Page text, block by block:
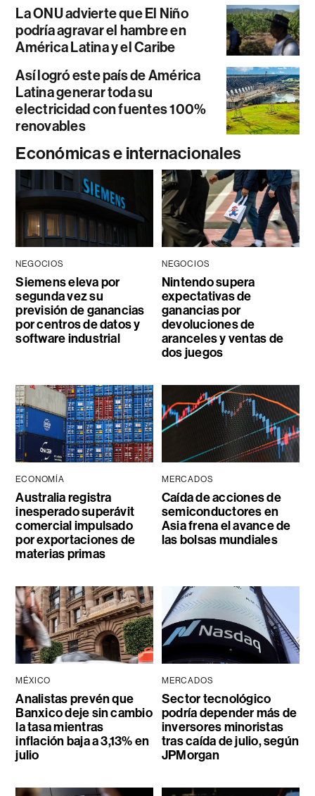
La ONU advierte que El Niño
podría agravar el hambre en
América Latina y el Caribe
Así logró este país de América
Latina generar toda su
electricidad con fuentes 100%
renovables
Económicas e internacionales
NEGOCIOS
Siemens eleva por
segunda vez su
previsión de ganancias
por centros de datos y
software industrial
NEGOCIOS
Nintendo supera
expectativas de
ganancias por
devoluciones de
aranceles y ventas de
dos juegos
ECONOMÍA
Australia registra
inesperado superávit
comercial impulsado
por exportaciones de
materias primas
MERCADOS
Caída de acciones de
semiconductores en
Asia frena el avance de
las bolsas mundiales
MÉXICO
Analistas prevén que
Banxico deje sin cambio
la tasa mientras
inflación baja a 3,13% en
julio
MERCADOS
Sector tecnológico
podría depender más de
inversores minoristas
tras caída de julio, según
JPMorgan